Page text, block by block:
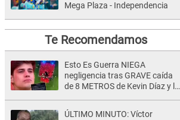
Mega Plaza - Independencia
Te Recomendamos
Esto Es Guerra NIEGA
negligencia tras GRAVE caída
de 8 METROS de Kevin Díaz y lo
postura correcta"
ÚLTIMO MINUTO: Víctor